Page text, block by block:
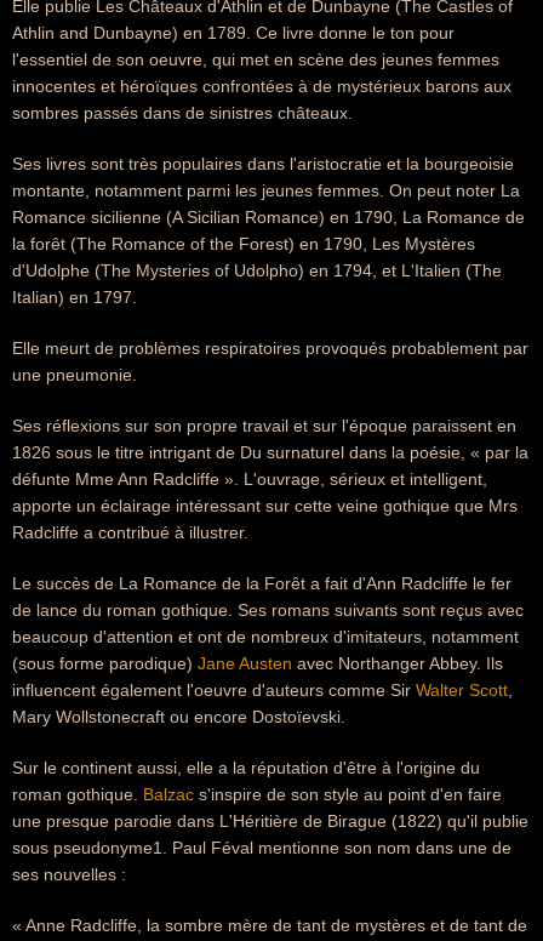
Elle publie Les Châteaux d'Athlin et de Dunbayne (The Castles of
Athlin and Dunbayne) en 1789. Ce livre donne le ton pour
l'essentiel de son oeuvre, qui met en scène des jeunes femmes
innocentes et héroïques confrontées à de mystérieux barons aux
sombres passés dans de sinistres châteaux.
Ses livres sont très populaires dans l'aristocratie et la bourgeoisie
montante, notamment parmi les jeunes femmes. On peut noter La
Romance sicilienne (A Sicilian Romance) en 1790, La Romance de
la forêt (The Romance of the Forest) en 1790, Les Mystères
d'Udolphe (The Mysteries of Udolpho) en 1794, et L'Italien (The
Italian) en 1797.
Elle meurt de problèmes respiratoires provoqués probablement par
une pneumonie.
Ses réflexions sur son propre travail et sur l'époque paraissent en
1826 sous le titre intrigant de Du surnaturel dans la poésie, « par la
défunte Mme Ann Radcliffe ». L'ouvrage, sérieux et intelligent,
apporte un éclairage intéressant sur cette veine gothique que Mrs
Radcliffe a contribué à illustrer.
Le succès de La Romance de la Forêt a fait d'Ann Radcliffe le fer
de lance du roman gothique. Ses romans suivants sont reçus avec
beaucoup d'attention et ont de nombreux d'imitateurs, notamment
(sous forme parodique) Jane Austen avec Northanger Abbey. Ils
influencent également l'oeuvre d'auteurs comme Sir Walter Scott
Mary Wollstonecraft ou encore Dostoïevski.
Sur le continent aussi, elle a la réputation d'être à l'origine du
roman gothique. Balzac s'inspire de son style au point d'en faire
une presque parodie dans L'Héritière de Birague (1822) qu'il publie
sous pseudonyme1. Paul Féval mentionne son nom dans une de
ses nouvelles :
« Anne Radcliffe, la sombre mère de tant de mystères et de tant de